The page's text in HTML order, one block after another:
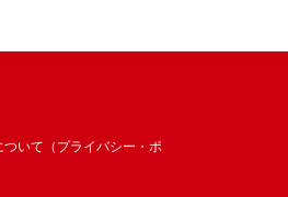
いて（プライバシー・ポ